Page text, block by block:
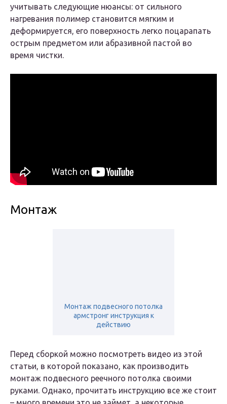
учитывать следующие нюансы: от сильного
нагревания полимер становится мягким и
деформируется, его поверхность легко поцарапать
острым предметом или абразивной пастой во
время чистки.
Монтаж
Монтаж подвесного потолка
армстронг инструкция к
действию
Перед сборкой можно посмотреть видео из этой
статьи, в которой показано, как производить
монтаж подвесного реечного потолка своими
руками. Однако, прочитать инструкцию все же стоит